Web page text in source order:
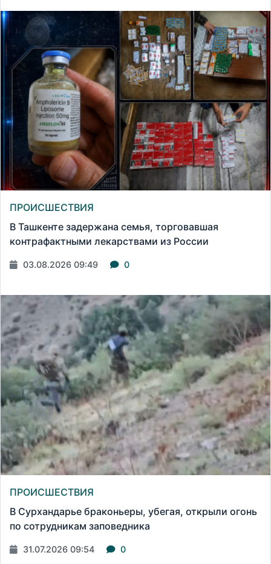
ПРОИСШЕСТВИЯ
В Ташкенте задержана семья, торговавшая
контрафактными лекарствами из России
03.08.2026 09:49 0
ПРОИСШЕСТВИЯ
В Сурхандарье браконьеры, убегая, открыли огонь
по сотрудникам заповедника
31.07.2026 09:54 0